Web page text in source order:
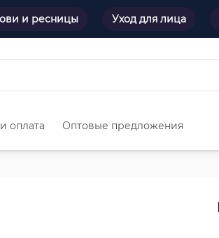
и ресницы Уход для лица
оплата Оптовые предложения